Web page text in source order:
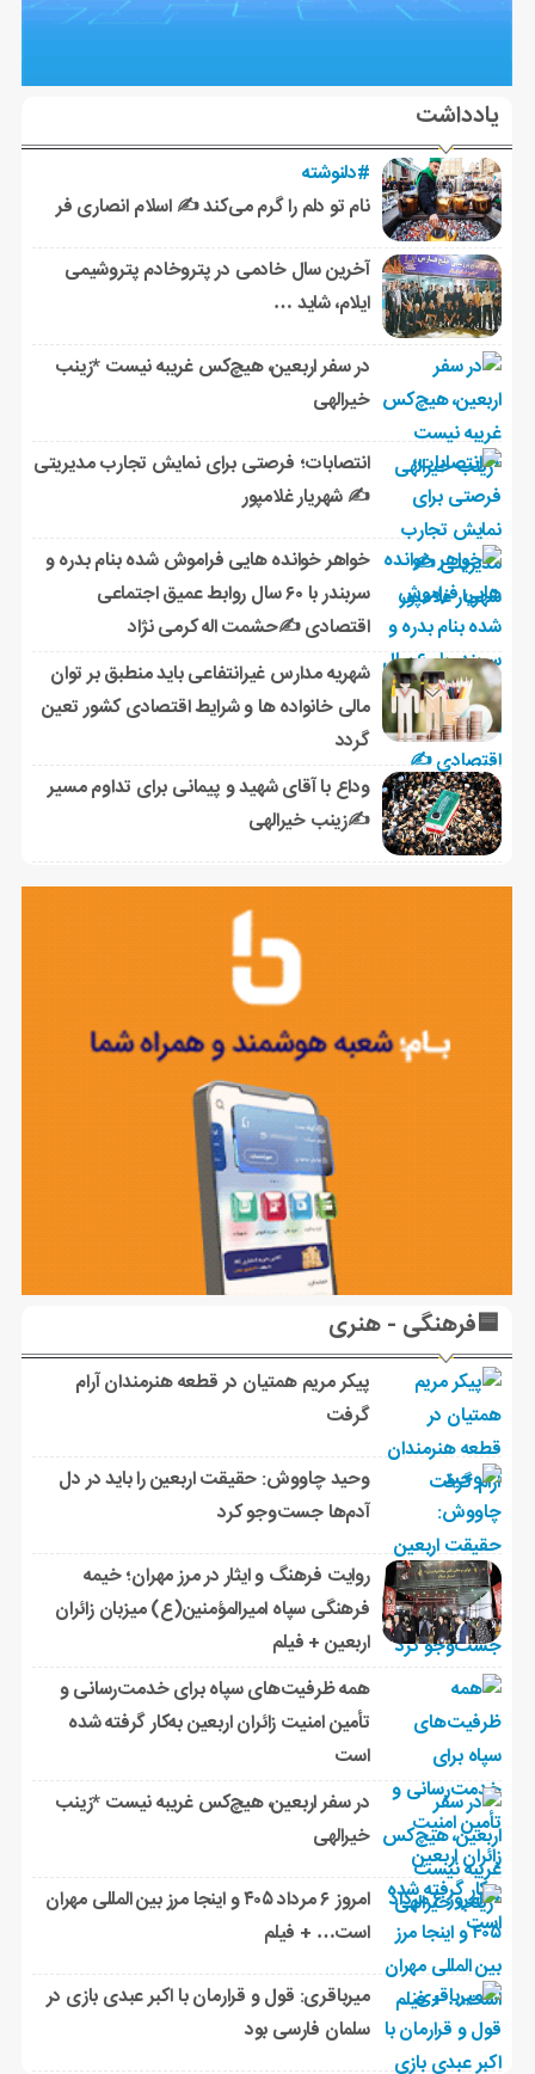
یادداشت
#دلنوشته
نام تو دلم را گرم می‌کند ✍️ اسلام انصاری فر
آخرین سال خادمی در پتروخادم پتروشیمی
ایلام، شاید …
در سفر اربعین، هیچ‌کس غریبه نیست *زینب
خیرالهی
انتصابات؛ فرصتی برای نمایش تجارب مدیریتی
✍ شهریار غلامپور
خواهر خوانده هایی فراموش شده بنام بدره و
سربندر با ۶۰ سال روابط عمیق اجتماعی
اقتصادی ✍حشمت اله کرمی نژاد
شهریه مدارس غیرانتفاعی باید منطبق بر توان
مالی خانواده ها و شرایط اقتصادی کشور تعین
گردد
وداع با آقای شهید و پیمانی برای تداوم مسیر
✍زینب خیرالهی
🟦فرهنگی - هنری
پیکر مریم همتیان در قطعه هنرمندان آرام
گرفت
وحید چاووش: حقیقت اربعین را باید در دل
آدم‌ها جست‌وجو کرد
روایت فرهنگ و ایثار در مرز مهران؛ خیمه
فرهنگی سپاه امیرالمؤمنین(ع) میزبان زائران
اربعین + فیلم
همه ظرفیت‌های سپاه برای خدمت‌رسانی و
تأمین امنیت زائران اربعین به‌کار گرفته شده
است
در سفر اربعین، هیچ‌کس غریبه نیست *زینب
خیرالهی
امروز ۶ مرداد ۴۰۵ و اینجا مرز بین المللی مهران
است… + فیلم
میرباقری: قول و قرارمان با اکبر عبدی بازی در
سلمان فارسی بود